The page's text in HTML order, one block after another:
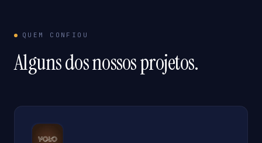
QUEM CONFIOU
Alguns dos nossos projetos.